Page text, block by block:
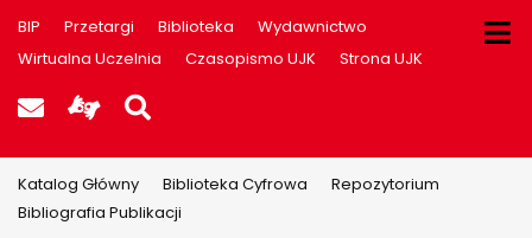
BIP Przetargi Biblioteka
Wydawnictwo
Wirtualna Uczelnia
Czasopismo UJK Strona UJK
Poczta UJK
Informacje dla użytkowników
Szukaj na stronie
Katalog Główny Biblioteka Cyfrowa
Repozytorium
Bibliografia Publikacji